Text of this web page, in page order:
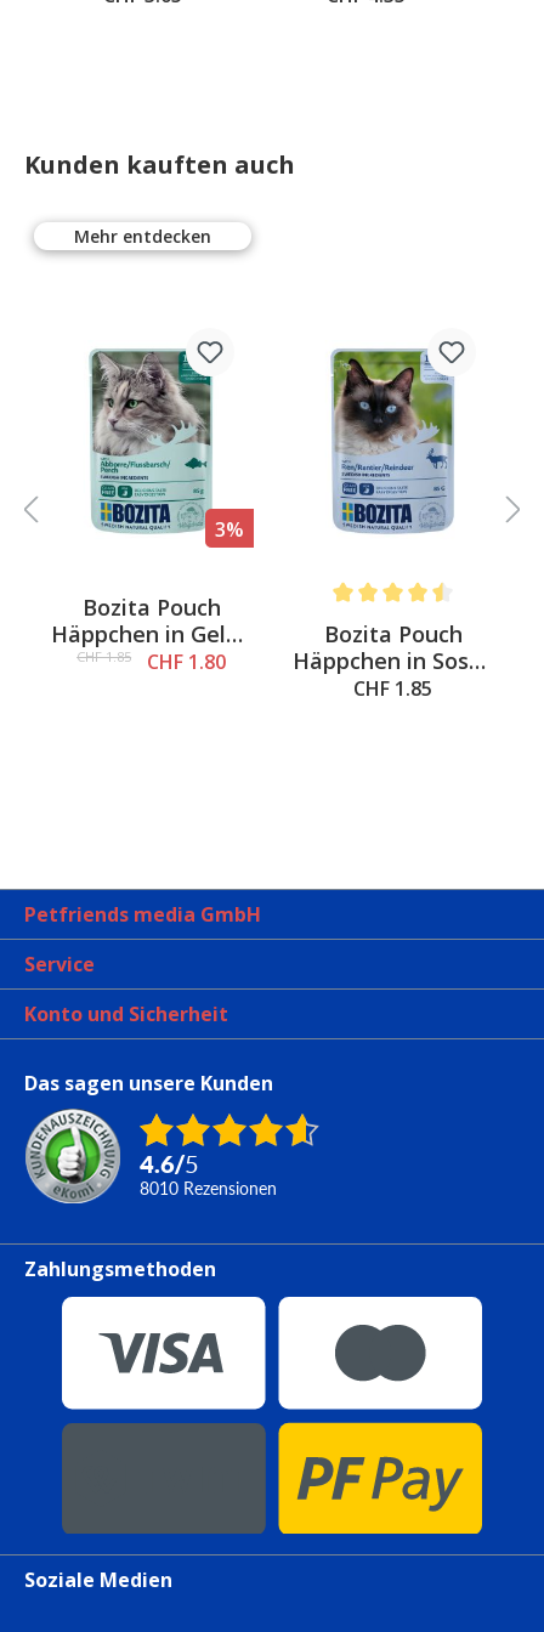
Kunden kauften auch
Mehr entdecken
3%
Bozita Pouch
Häppchen in Gelee
Barsch, 85g
CHF 1.85 CHF 1.80
Bozita Pouch
Häppchen in Sosse
Rentier, 85g
CHF 1.85
Petfriends media GmbH
Service
Konto und Sicherheit
Das sagen unsere Kunden
4.6/5
8010 Rezensionen
Zahlungsmethoden
Soziale Medien